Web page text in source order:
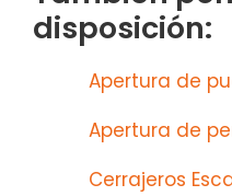
disposición:
Apertura de
Apertura de
Cerrajeros